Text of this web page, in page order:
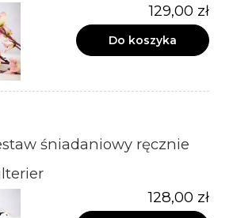
129,00 zł
Do koszyka
śniadaniowy ręcznie
128,00 zł